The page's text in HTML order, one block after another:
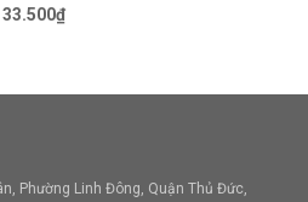
33.500₫
Phường Linh Đông, Quận Thủ Đức,